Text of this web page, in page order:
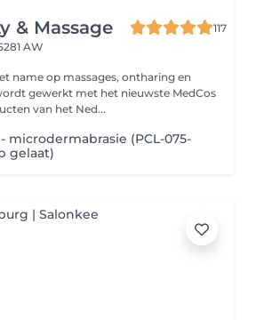
& Massage
117
AW
name op massages, ontharing en
gewerkt met het nieuwste MedCos
van het Ned...
microdermabrasie (PCL-075-
gelaat)